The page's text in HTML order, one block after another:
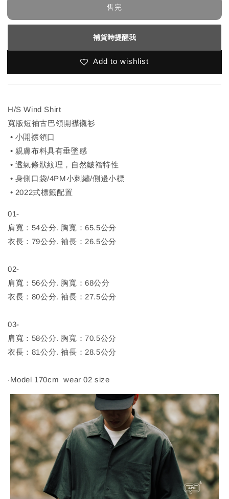
售完
補貨時提醒我
Add to wishlist
H/S Wind Shirt
寬版短袖古巴領開襟襯衫
• 小開襟領口
• 親膚布料具有垂墜感
• 透氣條狀紋理，自然皺褶特性
• 身側口袋/4PM小刺繡/側邊小標
• 2022式標籤配置
01-
肩寬：54公分. 胸寬：65.5公分
衣長：79公分. 袖長：26.5公分
02-
肩寬：56公分. 胸寬：68公分
衣長：80公分. 袖長：27.5公分
03-
肩寬：58公分. 胸寬：70.5公分
衣長：81公分. 袖長：28.5公分
‧Model 170cm wear 02 size